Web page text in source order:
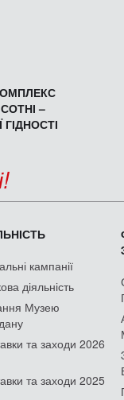
–
кампанії
діяльність
Музею
та заходи 2026
та заходи 2025